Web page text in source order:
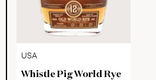
USA
Whistle Pig World Rye